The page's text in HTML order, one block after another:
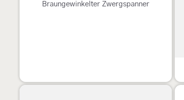
Braungewinkelter Zwergspanner